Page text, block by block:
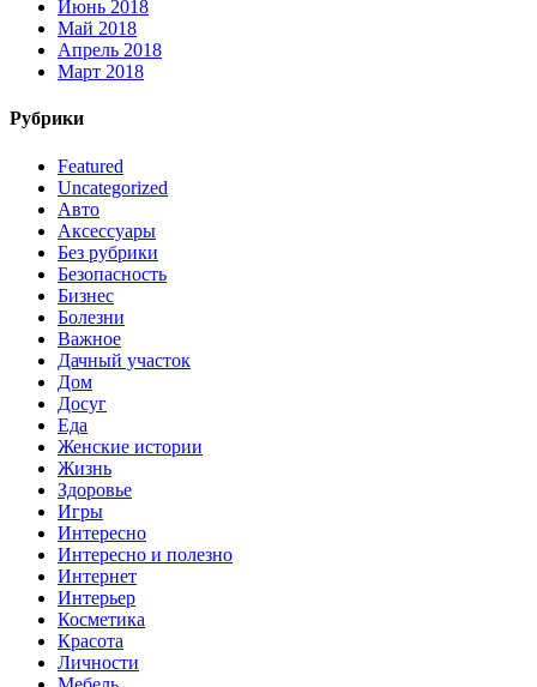
Июнь 2018
Май 2018
Апрель 2018
Март 2018
Рубрики
Featured
Uncategorized
Авто
Аксессуары
Без рубрики
Безопасность
Бизнес
Болезни
Важное
Дачный участок
Дом
Досуг
Еда
Женские истории
Жизнь
Здоровье
Игры
Интересно
Интересно и полезно
Интернет
Интерьер
Косметика
Красота
Личности